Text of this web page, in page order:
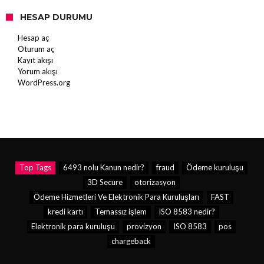
HESAP DURUMU
Hesap aç
Oturum aç
Kayıt akışı
Yorum akışı
WordPress.org
Top Tags 6493 nolu Kanun nedir? fraud
Ödeme kuruluşu
3D Secure
otorizasyon
Ödeme Hizmetleri Ve Elektronik Para Kuruluşları
FAST
kredi kartı
Temassız işlem
ISO 8583 nedir?
Elektronik para kuruluşu
provizyon ISO 8583
pos
chargeback